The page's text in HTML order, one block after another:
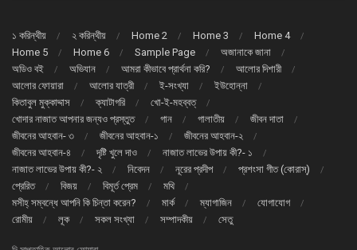
১ করিন্থীয় ২ করিন্থীয় Home 2 Home 3
Home 4
Home 5
Home 6 Sample Page
অজানাকে জানা
অডিও বই
অভিযান আমরা কীভাবে প্রার্থনা করি?
আলোর দিশারী
আলোর ফোয়ারা
আলোর যাত্রী ই-সংখ্যা
ইউহোন্না
কিতাবুল মুক্কাদ্দাস
ক্যাটাগরি
খো-ই-মহব্বত্
খোদার নাজাত আপনার জন্যও প্রস্তুত
গান গালাতীয়
জীবন দাতা
জীবনের আহবান- ৩
জীবনের আহবান-১
জীবনের আহবান-২
জীবনের আহবান-৪
দৃষ্টি খুলে দাও
নাজাত লাভের উপায় কী?- ১
নাজাত লাভের উপায় কী?- ২
নিবেদন নূরের প্রদীপ
প্রশংসা গীত (কোরাস্)
প্রেরিত
বিজয় বিমূর্ত প্রেম
মথি
মসীহ্ সম্বন্ধে আপনি কি চিন্তা করেন?
মার্ক ম্যাগাজিন
যোগাযোগ
রোমীয়
লূক সকল সংখ্যা সম্পাদকীয় সেতু